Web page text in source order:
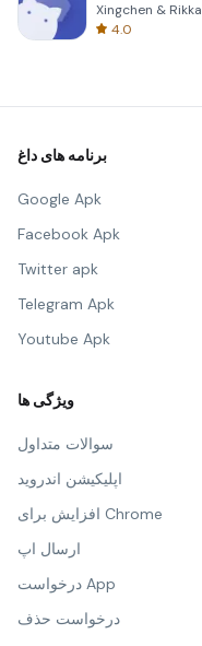
Xingchen & Rikka
4.0
برنامه های داغ
Google Apk
Facebook Apk
Twitter apk
Telegram Apk
Youtube Apk
ویژگی ها
سوالات متداول
اپلیکیشن اندروید
افزایش برای Chrome
ارسال اپ
درخواست App
درخواست حذف